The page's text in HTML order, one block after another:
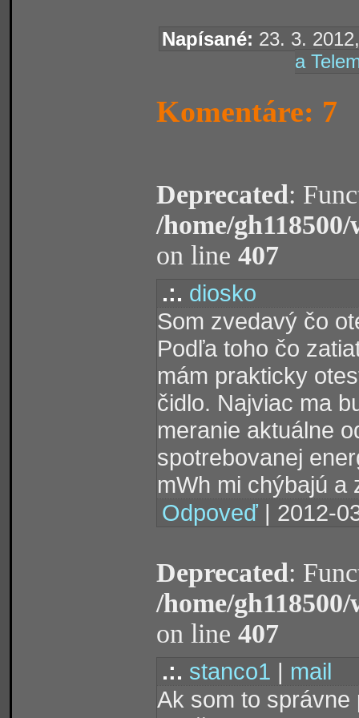
Napísané: 23. 3.
a
Komentáre: 7
Deprecated:
/home/
on line 407
.:. diosko
Som zvedavý čo
Podľa toho čo
mám prakticky
čidlo. Najviac ma
meranie aktuálne
spotrebovanej
mWh mi chýbajú
Odpoveď | 2012-
Deprecated:
/home/
on line 407
.:. stanco1 | mail
Ak som to